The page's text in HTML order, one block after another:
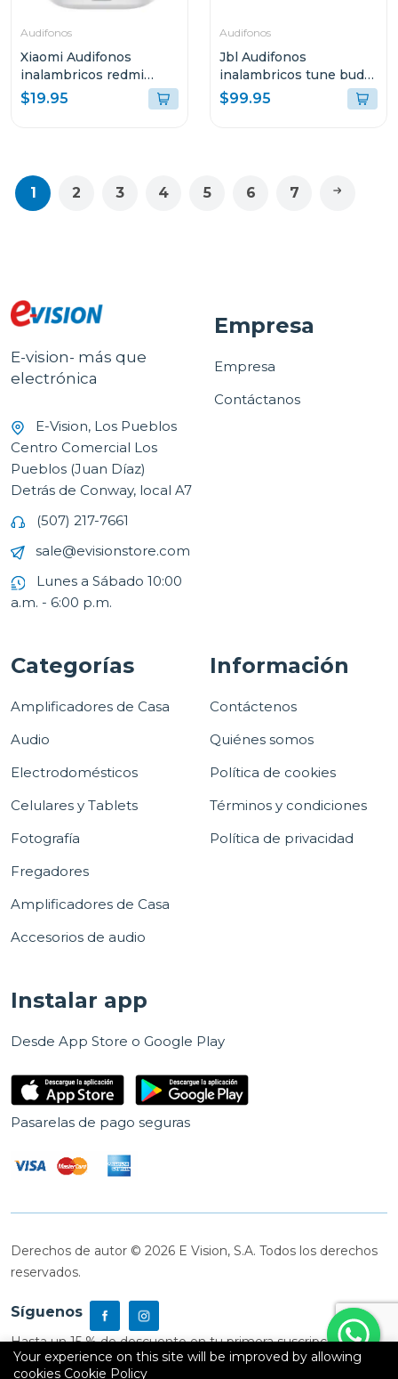
Audifonos
Xiaomi Audifonos
inalambricos redmi
buds 6 active bluetooth
$19.95
Audifonos
Jbl Audifonos
inalambricos tune buds
2 bluetooth negro ghost
tbuds2
$99.95
1 2 3 4 5 6 7
E-vision- más que
electrónica
E-Vision, Los Pueblos
Centro Comercial Los
Pueblos (Juan Díaz)
Detrás de Conway, local A7
(507) 217-7661
sale@evisionstore.com
Lunes a Sábado 10:00
a.m. - 6:00 p.m.
Empresa
Empresa
Contáctanos
Categorías
Amplificadores de Casa
Audio
Electrodomésticos
Celulares y Tablets
Fotografía
Fregadores
Amplificadores de Casa
Accesorios de audio
Información
Contáctenos
Quiénes somos
Política de cookies
Términos y condiciones
Política de privacidad
Instalar app
Desde App Store o Google Play
Pasarelas de pago seguras
Derechos de autor © 2026 E Vision, S.A. Todos los derechos
reservados.
Síguenos
Hasta un 15 % de descuento en tu primera suscripción
Your experience on this site will be improved by allowing
cookies Cookie Policy